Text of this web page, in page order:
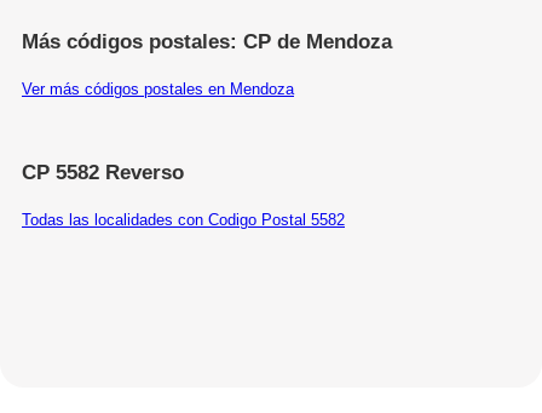
Más códigos postales: CP de Mendoza
Ver más códigos postales en Mendoza
CP 5582 Reverso
Todas las localidades con Codigo Postal 5582